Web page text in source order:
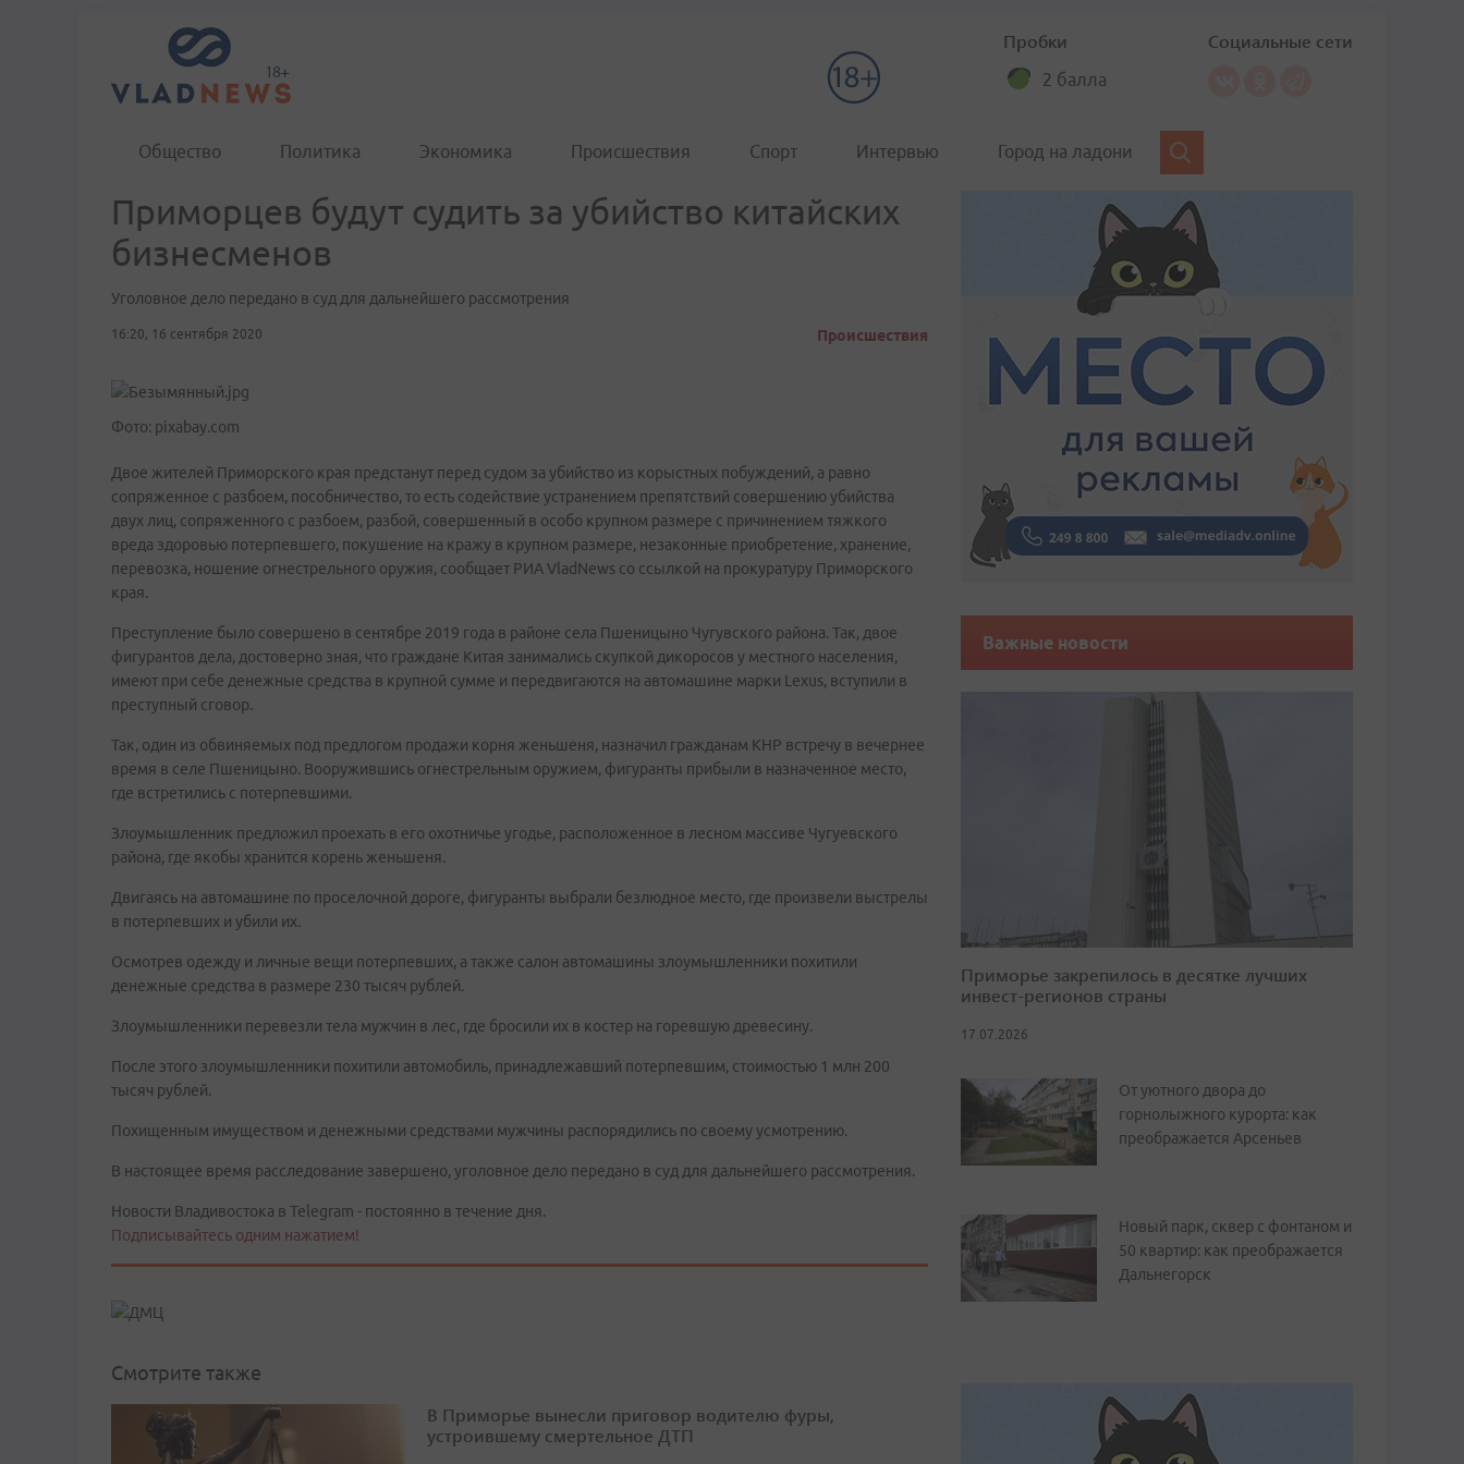
Пробки
2 балла
Социальные сети
Общество Политика Экономика Происшествия Спорт Интервью Город на ладони
Приморцев будут судить за убийство китайских
бизнесменов
Уголовное дело передано в суд для дальнейшего рассмотрения
16:20, 16 сентября 2020 Происшествия
Фото: pixabay.com
Двое жителей Приморского края предстанут перед судом за убийство из корыстных побуждений, а равно
сопряженное с разбоем, пособничество, то есть содействие устранением препятствий совершению убийства
двух лиц, сопряженного с разбоем, разбой, совершенный в особо крупном размере с причинением тяжкого
вреда здоровью потерпевшего, покушение на кражу в крупном размере, незаконные приобретение, хранение,
перевозка, ношение огнестрельного оружия, сообщает РИА VladNews со ссылкой на прокуратуру Приморского
края.
Преступление было совершено в сентябре 2019 года в районе села Пшеницыно Чугувского района. Так, двое
фигурантов дела, достоверно зная, что граждане Китая занимались скупкой дикоросов у местного населения,
имеют при себе денежные средства в крупной сумме и передвигаются на автомашине марки Lexus, вступили в
преступный сговор.
Так, один из обвиняемых под предлогом продажи корня женьшеня, назначил гражданам КНР встречу в вечернее
время в селе Пшеницыно. Вооружившись огнестрельным оружием, фигуранты прибыли в назначенное место,
где встретились с потерпевшими.
Злоумышленник предложил проехать в его охотничье угодье, расположенное в лесном массиве Чугуевского
района, где якобы хранится корень женьшеня.
Двигаясь на автомашине по проселочной дороге, фигуранты выбрали безлюдное место, где произвели выстрелы
в потерпевших и убили их.
Осмотрев одежду и личные вещи потерпевших, а также салон автомашины злоумышленники похитили
денежные средства в размере 230 тысяч рублей.
Злоумышленники перевезли тела мужчин в лес, где бросили их в костер на горевшую древесину.
После этого злоумышленники похитили автомобиль, принадлежавший потерпевшим, стоимостью 1 млн 200
тысяч рублей.
Похищенным имуществом и денежными средствами мужчины распорядились по своему усмотрению.
В настоящее время расследование завершено, уголовное дело передано в суд для дальнейшего рассмотрения.
Новости Владивостока в Telegram - постоянно в течение дня.
Подписывайтесь одним нажатием!
Смотрите также
В Приморье вынесли приговор водителю фуры,
устроившему смертельное ДТП
Важные новости
Приморье закрепилось в десятке лучших
инвест-регионов страны
17.07.2026
От уютного двора до
горнолыжного курорта: как
преображается Арсеньев
Новый парк, сквер с фонтаном и
50 квартир: как преображается
Дальнегорск